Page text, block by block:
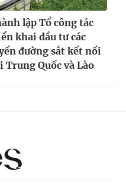
lập Tổ công tác
khai đầu tư các
đường sắt kết nối
Trung Quốc và Lào